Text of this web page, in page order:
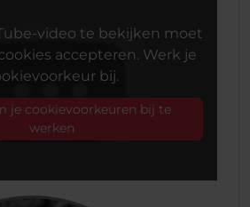
video te bekijken moet
accepteren. Werk je
bij.
je cookievoorkeuren bij te
werken